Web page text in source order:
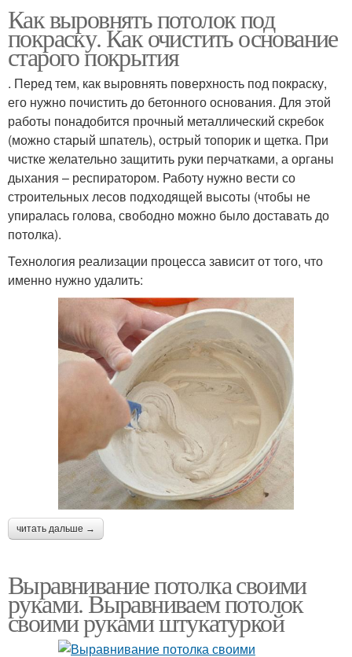
Как выровнять потолок под
покраску. Как очистить основание
старого покрытия
. Перед тем, как выровнять поверхность под покраску,
его нужно почистить до бетонного основания. Для этой
работы понадобится прочный металлический скребок
(можно старый шпатель), острый топорик и щетка. При
чистке желательно защитить руки перчатками, а органы
дыхания – респиратором. Работу нужно вести со
строительных лесов подходящей высоты (чтобы не
упиралась голова, свободно можно было доставать до
потолка).
Технология реализации процесса зависит от того, что
именно нужно удалить:
читать дальше →
Выравнивание потолка своими
руками. Выравниваем потолок
своими руками штукатуркой